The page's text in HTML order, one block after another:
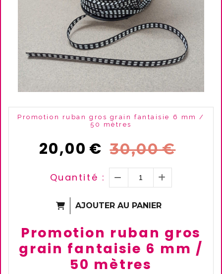
Promotion ruban gros grain fantaisie 6 mm /
50 mètres
20,00 € 30,00€
Quantité :
AJOUTER AU PANIER
Promotion ruban gros
grain fantaisie 6 mm /
50 mètres